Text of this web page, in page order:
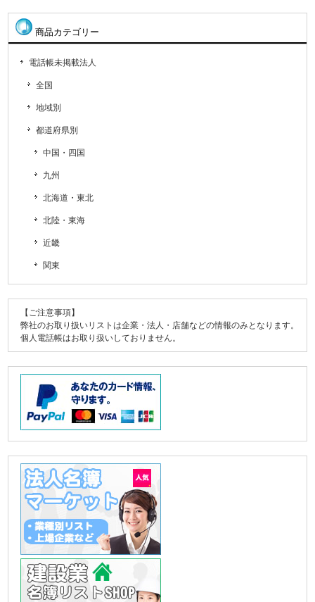
商品カテゴリー
電話帳未掲載法人
全国
地域別
都道府県別
中国・四国
九州
北海道・東北
北陸・東海
近畿
関東
【ご注意事項】
弊社のお取り扱いリストは企業・法人・店舗などの情報のみとなります。
個人電話帳はお取り扱いしておりません。